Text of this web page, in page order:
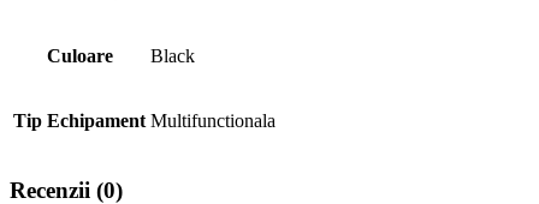
Culoare Black
Tip Echipament Multifunctionala
Recenzii (0)